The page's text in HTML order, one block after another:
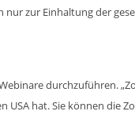
zur Einhaltung der
durchzuführen.
USA hat. Sie können die